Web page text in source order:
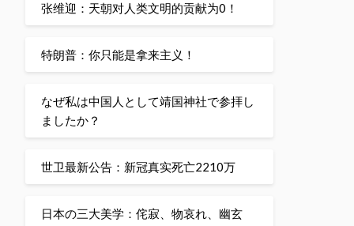
张维迎：天朝对人类文明的贡献为0！
特朗普：你只能是拿来主义！
なぜ私は中国人として靖国神社で参拝し
ましたか？
世卫最新公告：新冠真实死亡2210万
日本の三大美学：侘寂、物哀れ、幽玄